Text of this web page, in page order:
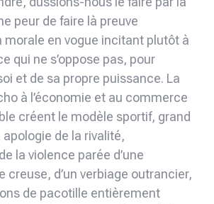
peur de faire là preuve
morale en vogue incitant plutôt à
qui ne s’oppose pas, pour
et de sa propre puissance. La
à l’économie et au commerce
créent le modèle sportif, grand
de la rivalité,
la violence parée d’une
creuse, d’un verbiage outrancier,
de pacotille entièrement